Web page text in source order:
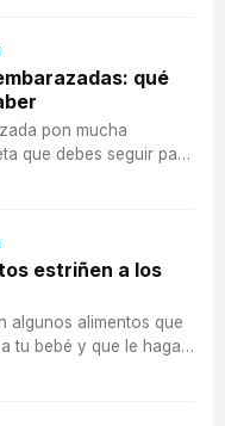
qué
pon mucha
que debes seguir para
salud.
estriñen a los
algunos alimentos que
tu bebé y que le haga